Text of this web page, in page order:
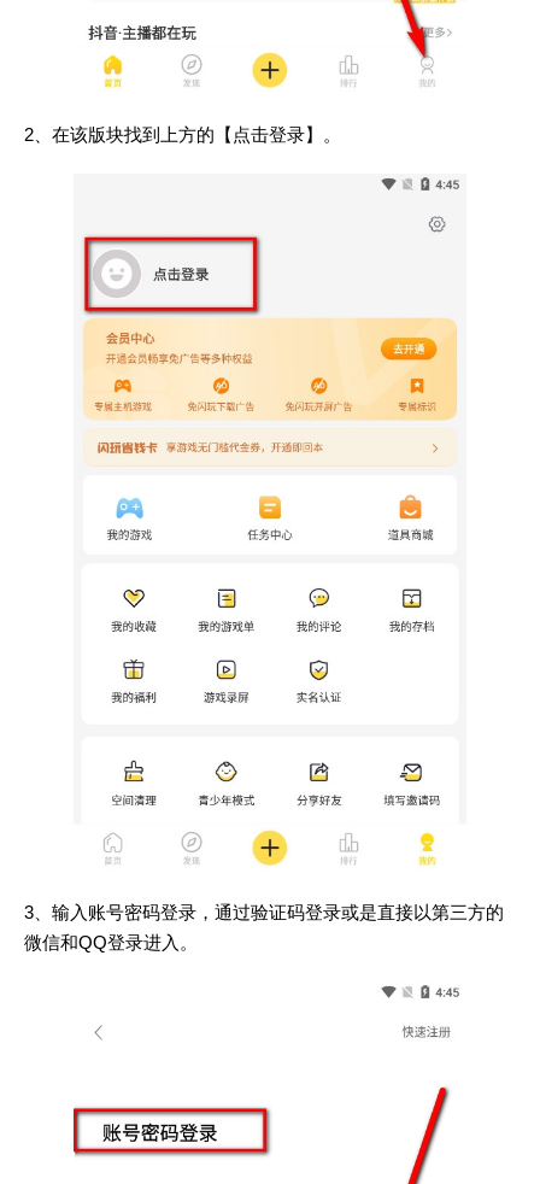
2、在该版块找到上方的【点击登录】。
3、输入账号密码登录，通过验证码登录或是直接以第三方的
微信和QQ登录进入。